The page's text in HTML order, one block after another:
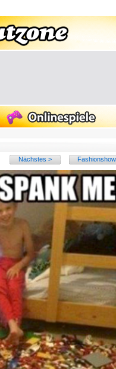
Nächstes >